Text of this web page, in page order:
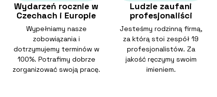
Wydarzeń rocznie w
Czechach i Europie
Wypełniamy nasze
zobowiązania i
dotrzymujemy terminów w
100%. Potrafimy dobrze
zorganizować swoją pracę.
Ludzie zaufani
profesjonaliści
Jesteśmy rodzinną firmą,
za którą stoi zespół 19
profesjonalistów. Za
jakość ręczymy swoim
imieniem.